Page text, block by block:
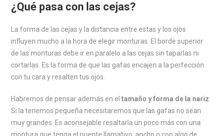
¿Qué pasa con las cejas?
La forma de las cejas y la distancia entre estas y los ojos
influyen mucho a la hora de elegir monturas. El borde superior
de las monturas debe ir en paralelo a las cejas sin taparlas ni
cortarlas. Es la forma de que las gafas encajen a la perfección
con tu cara y resalten tus ojos.
Habremos de pensar además en eltamaño y forma de la nariz
Si la tenemos pequeña necesitaremos que las gafas no sean
muy grandes. Es aconsejable resaltarla un poco más con una